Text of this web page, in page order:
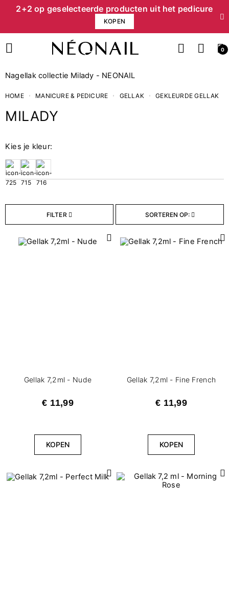
2+2 op geselecteerde producten uit het pedicure
KOPEN
0
Nagellak collectie Milady - NEONAIL
Pastel
Collectie
Milady 6
FILTERS WISSEN
HOME MANICURE & PEDICURE GELLAK GEKLEURDE GELLAK
MILADY
Kies je kleur:
FILTER SORTEREN OP:
Gellak 7,2ml - Nude
€ 11,99
KOPEN
Gellak 7,2ml - Fine French
€ 11,99
KOPEN